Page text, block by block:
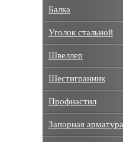
Балка
Уголок стальной
Швеллер
Шестигранник
Профнастил
Запорная арматура